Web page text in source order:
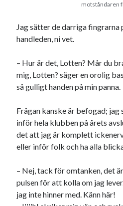
motståndaren
Jag sätter de darriga fingrarna
handleden, ni vet.
– Hur är det, Lotten? Mår du
mig, Lotten? säger en orolig
så gulligt handen på min panna.
Frågan kanske är befogad; jag
inför hela klubben på årets
det att jag är komplett
eller inför folk och ha alla
– Nej, tack för omtanken, det
pulsen för att kolla om jag
jag inte hinner med. Känn här!